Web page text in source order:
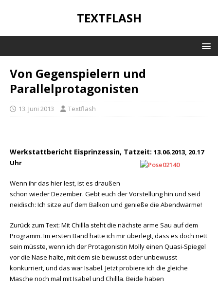
TEXTFLASH
Von Gegenspielern und
Parallelprotagonisten
13. Juni 2013 Textflash
Werkstattbericht Eisprinzessin, Tatzeit: 13.06.2013, 20.17
Uhr
Wenn ihr das hier lest, ist es draußen
schon wieder Dezember. Gebt euch der Vorstellung hin und seid
neidisch: Ich sitze auf dem Balkon und genieße die Abendwärme!
Zurück zum Text: Mit Chillla steht die nächste arme Sau auf dem
Programm. Im ersten Band hatte ich mir überlegt, dass es doch nett
sein müsste, wenn ich der Protagonistin Molly einen Quasi-Spiegel
vor die Nase halte, mit dem sie bewusst oder unbewusst
konkurriert, und das war Isabel. Jetzt probiere ich die gleiche
Masche noch mal mit Isabel und Chillla. Beide haben